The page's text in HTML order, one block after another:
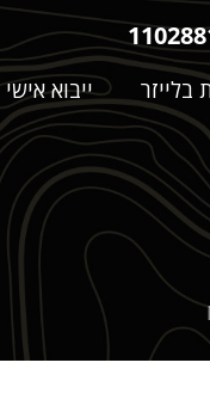
ייבוא אישי